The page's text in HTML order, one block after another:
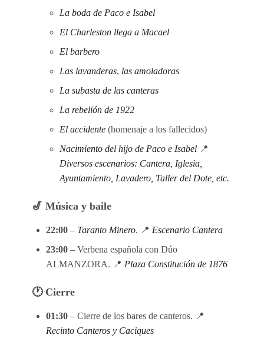
La boda de Paco e Isabel
El Charleston llega a Macael
El barbero
Las lavanderas, las amoladoras
La subasta de las canteras
La rebelión de 1922
El accidente (homenaje a los fallecidos)
Nacimiento del hijo de Paco e Isabel 📍
Diversos escenarios: Cantera, Iglesia,
Ayuntamiento, Lavadero, Taller del Dote, etc.
🎷 Música y baile
22:00– Taranto Minero. 📍 Escenario Cantera
23:00– Verbena española con Dúo
ALMANZORA. 📍 Plaza Constitución de 1876
🕐 Cierre
01:30– Cierre de los bares de canteros. 📍
Recinto Canteros y Caciques